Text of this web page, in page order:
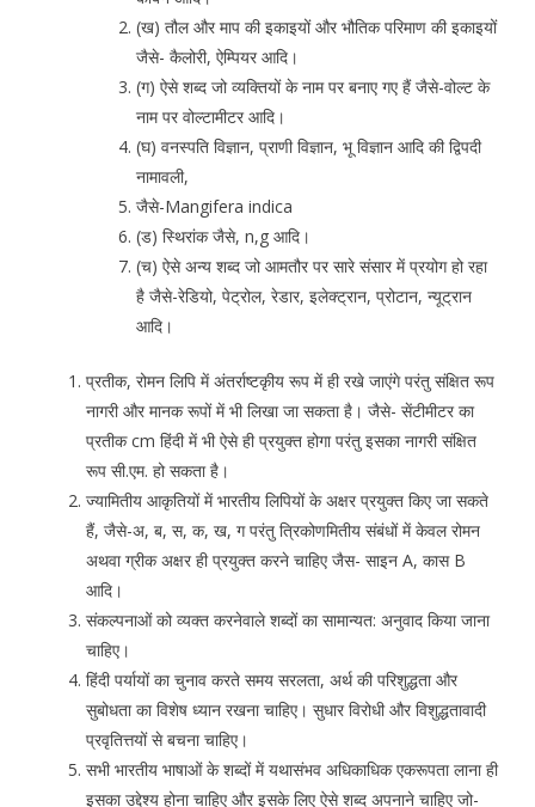
(ख) तौल और माप की इकाइयों और भौतिक परिमाण की इकाइयों
जैसे- कैलोरी, ऐम्पियर आदि।
(ग) ऐसे शब्द जो व्यक्तियों के नाम पर बनाए गए हैं जैसे-वोल्ट के
नाम पर वोल्टामीटर आदि।
(घ) वनस्पति विज्ञान, प्राणी विज्ञान, भू विज्ञान आदि की द्विपदी
नामावली,
जैसे-Mangifera indica
(ड) स्थिरांक जैसे, n,g आदि।
(च) ऐसे अन्य शब्द जो आमतौर पर सारे संसार में प्रयोग हो रहा
है जैसे-रेडियो, पेट्रोल, रेडार, इलेक्ट्रान, प्रोटान, न्यूट्रान
आदि।
प्रतीक, रोमन लिपि में अंतर्राष्टकृीय रूप में ही रखे जाएंगे परंतु संक्षित रूप
नागरी और मानक रूपों में भी लिखा जा सकता है। जैसे- सेंटीमीटर का
प्रतीक cm हिंदी में भी ऐसे ही प्रयुक्त होगा परंतु इसका नागरी संक्षित
रूप सी.एम. हो सकता है।
ज्यामितीय आकृतियों में भारतीय लिपियों के अक्षर प्रयुक्त किए जा सकते
हैं, जैसे-अ, ब, स, क, ख, ग परंतु त्रिकोणमितीय संबंधों में केवल रोमन
अथवा ग्रीक अक्षर ही प्रयुक्त करने चाहिए जैस- साइन A, कास B
आदि।
संकल्पनाओं को व्यक्त करनेवाले शब्दों का सामान्यत: अनुवाद किया जाना
चाहिए।
हिंदी पर्यायों का चुनाव करते समय सरलता, अर्थ की परिशुद्धता और
सुबोधता का विशेष ध्यान रखना चाहिए। सुधार विरोधी और विशुद्धतावादी
प्रवृतित्तयों से बचना चाहिए।
सभी भारतीय भाषाओं के शब्दों में यथासंभव अधिकाधिक एकरूपता लाना ही
इसका उद्देश्य होना चाहिए और इसके लिए ऐसे शब्द अपनाने चाहिए जो-